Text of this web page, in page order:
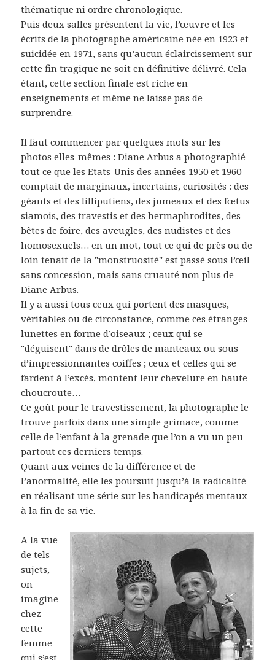
thématique ni ordre chronologique.
Puis deux salles présentent la vie, l’œuvre et les
écrits de la photographe américaine née en 1923 et
suicidée en 1971, sans qu’aucun éclaircissement sur
cette fin tragique ne soit en définitive délivré. Cela
étant, cette section finale est riche en
enseignements et même ne laisse pas de
surprendre.
Il faut commencer par quelques mots sur les
photos elles-mêmes : Diane Arbus a photographié
tout ce que les Etats-Unis des années 1950 et 1960
comptait de marginaux, incertains, curiosités : des
géants et des lilliputiens, des jumeaux et des fœtus
siamois, des travestis et des hermaphrodites, des
bêtes de foire, des aveugles, des nudistes et des
homosexuels… en un mot, tout ce qui de près ou de
loin tenait de la "monstruosité" est passé sous l’œil
sans concession, mais sans cruauté non plus de
Diane Arbus.
Il y a aussi tous ceux qui portent des masques,
véritables ou de circonstance, comme ces étranges
lunettes en forme d’oiseaux ; ceux qui se
"déguisent" dans de drôles de manteaux ou sous
d’impressionnantes coiffes ; ceux et celles qui se
fardent à l’excès, montent leur chevelure en haute
choucroute…
Ce goût pour le travestissement, la photographe le
trouve parfois dans une simple grimace, comme
celle de l’enfant à la grenade que l’on a vu un peu
partout ces derniers temps.
Quant aux veines de la différence et de
l’anormalité, elle les poursuit jusqu’à la radicalité
en réalisant une série sur les handicapés mentaux
à la fin de sa vie.
A la vue
de tels
sujets,
on
imagine
chez
cette
femme